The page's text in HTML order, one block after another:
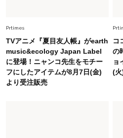
40代の夏通勤はこ
「オシャレ」も整
Fashion 2026.8.5
Prtimes
TVアニメ『夏目友人帳』がearth
music&ecology Japan Label
に登場！ニャンコ先生をモチー
フにしたアイテムが8月7日(金)
より受注販売
コ
の
ョ
(